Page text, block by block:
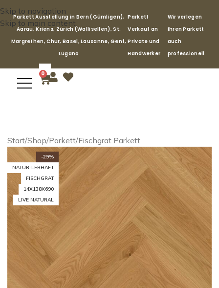
Skip to navigation
Skip to main content
Parkett Ausstellung in Bern (Gümligen),
Aarau, Kriens, Zürich (Wallisellen), St.
Margrethen, Chur, Basel, Lausanne, Genf,
Lugano
Parkett
Verkauf an
Private und
Handwerker
Wir verlegen
Ihren Parkett
auch
professionell
0
Start/Shop/Parkett/Fischgrat Parkett
-29%
NATUR-LEBHAFT
FISCHGRAT
14X138X690
LIVE NATURAL